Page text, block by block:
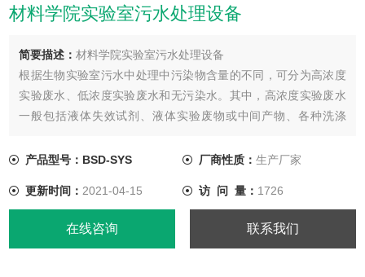
材料学院实验室污水处理设备
简要描述：材料学院实验室污水处理设备
根据生物实验室污水中处理中污染物含量的不同，可分为高浓度
实验废水、低浓度实验废水和无污染水。其中，高浓度实验废水
一般包括液体失效试剂、液体实验废物或中间产物、各种洗涤
和实验室内的各种清洗、卫生用水；无污染水包括冷却水、水
产品型号：BSD-SYS 厂商性质： 生产厂家
更新时间： 2021-04-15 访 问 量： 1726
在线咨询 联系我们